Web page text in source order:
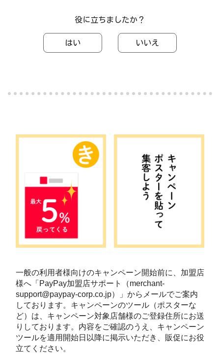
役に立ちましたか？
はい いいえ
一般の利用者様向けのキャンペーン開始前に、加盟店
様へ「PayPay加盟店サポート（merchant-
support@paypay-corp.co.jp）」からメールでご案内
しております。キャンペーンのツール（ポスターな
ど）は、キャンペーン対象店舗様のご登録住所にお送
りしております。内容をご確認のうえ、キャンペーン
ツールを適用開始日以降に掲示いただき、販促にお役
立てください。